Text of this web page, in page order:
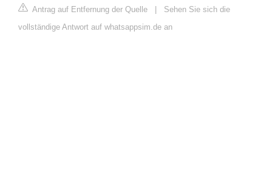
Antrag auf Entfernung der Quelle
Sehen Sie sich die
vollständige Antwort auf whatsappsim.de an